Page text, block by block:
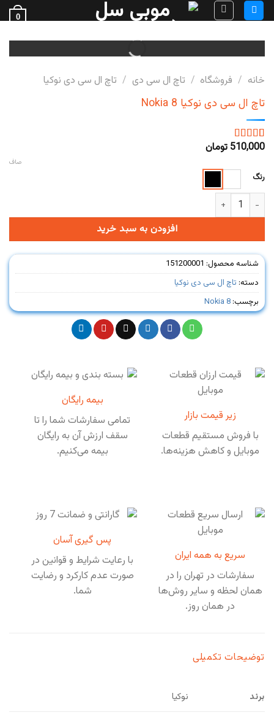
Skip
to
content
0
خانه / فروشگاه / تاچ ال سی دی / تاچ ال سی دی نوکیا
تاچ ال سی دی نوکیا Nokia 8
امتیاز5.00
1
مشتری
510,000 تومان
رنگ
صاف
تاچ ال سی دی نوکیا Nokia 8 عدد
افزودن به سبد خرید
شناسه محصول: 151200001
دسته: تاچ ال سی دی نوکیا
برچسب: Nokia 8
زیر قیمت بازار
با فروش مستقیم قطعات
موبایل و کاهش هزینه‌ها.
بیمه رایگان
تمامی سفارشات شما را تا
سقف ارزش آن به رایگان
بیمه می‌کنیم.
سریع به همه ایران
سفارشات در تهران را در
همان لحظه و سایر روش‌ها
در همان روز.
پس گیری آسان
با رعایت شرایط و قوانین در
صورت عدم کارکرد و رضایت
شما.
توضیحات تکمیلی
برند نوکیا